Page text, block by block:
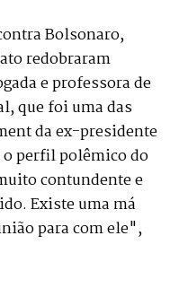
Bolsonaro,
redobraram
e professora de
que foi uma das
da ex-presidente
perfil polêmico do
contundente e
Existe uma má
para com ele",